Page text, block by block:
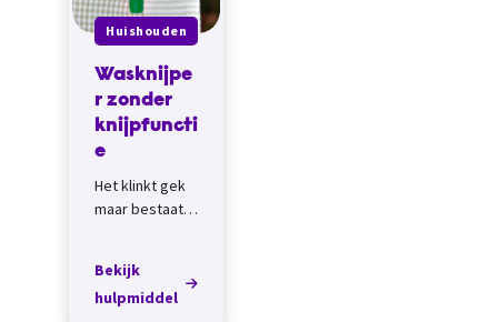
Huishouden
Wasknijpe
r zonder
knijpfuncti
e
Het klinkt gek
maar bestaat
waar je bijna
geen
Bekijk
hulpmiddel